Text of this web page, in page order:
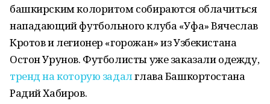
башкирским колоритом собираются облачиться
нападающий футбольного клуба «Уфа» Вячеслав
Кротов и легионер «горожан» из Узбекистана
Остон Урунов. Футболисты уже заказали одежду,
тренд на которую задалглава Башкортостана
Радий Хабиров.